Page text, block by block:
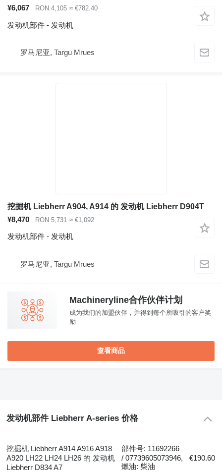
¥6,067
RON 4,105 ≈ €782.40
发动机部件 - 发动机
罗马尼亚, Targu Mrues
挖掘机 Liebherr A904, A914 的 发动机 Liebherr D904T
¥8,470
RON 5,731 ≈ €1,092
发动机部件 - 发动机
罗马尼亚, Targu Mrues
Machineryline合作伙伴计划
成为我们的加盟伙伴，并得到每个所吸引的客户奖
励
查看商品
发动机部件 Liebherr A-series 价格
挖掘机 Liebherr A914 A916 A918
A920 LH22 LH24 LH26 的 发动机
Liebherr D834 A7
部件号: 11692266
/ 07739605073946,
燃油: 柴油
€190.60